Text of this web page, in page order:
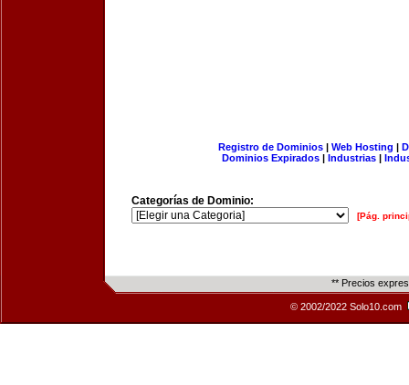
Registro de Dominios| Web Hosting |
Dominios Expirados | Industrias |
Categorías de Dominio:
[Pág.
** Precios
© 2002/2022 Solo10.com